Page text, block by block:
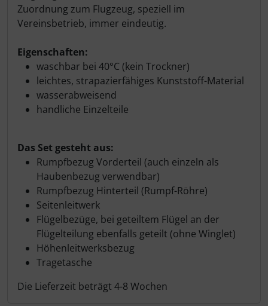
Zuordnung zum Flugzeug, speziell im
Vereinsbetrieb, immer eindeutig.
Eigenschaften:
waschbar bei 40°C (kein Trockner)
leichtes, strapazierfähiges Kunststoff-Material
wasserabweisend
handliche Einzelteile
Das Set gesteht aus:
Rumpfbezug Vorderteil (auch einzeln als
Haubenbezug verwendbar)
Rumpfbezug Hinterteil (Rumpf-Röhre)
Seitenleitwerk
Flügelbezüge, bei geteiltem Flügel an der
Flügelteilung ebenfalls geteilt (ohne Winglet)
Höhenleitwerksbezug
Tragetasche
Die Lieferzeit beträgt 4-8 Wochen